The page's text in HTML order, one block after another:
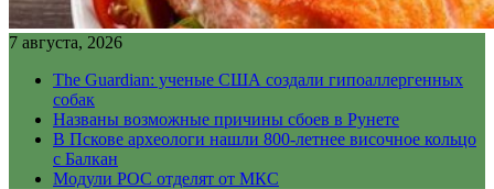
7 августа, 2026
The Guardian: ученые США создали гипоаллергенных
собак
Названы возможные причины сбоев в Рунете
В Пскове археологи нашли 800-летнее височное кольцо
с Балкан
Модули РОС отделят от МКС